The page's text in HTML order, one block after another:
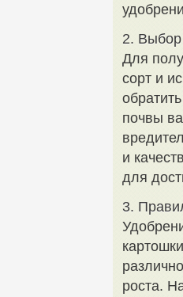
2. Выбор
Для
сорт и
почвы
и
для
3.
роста.